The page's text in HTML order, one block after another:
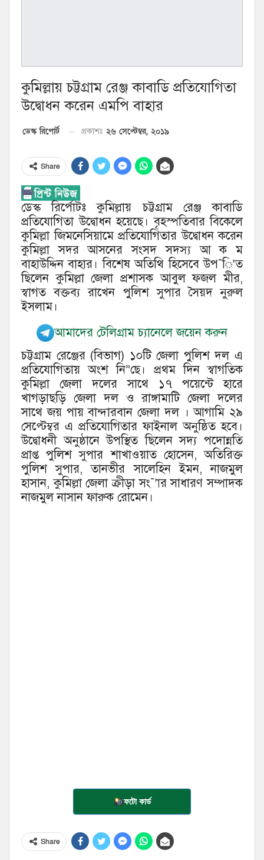
কুমিল্লায় চট্টগ্রাম রেঞ্জ কাবাডি প্রতিযোগিতা
উদ্বোধন করেন এমপি বাহার
ডেস্ক রিপোর্ট প্রকাশঃ ২৬ সেপ্টেম্বর, ২০১৯
Share
ডেস্ক রির্পোটঃ কুমিল্লায় চট্টগ্রাম রেঞ্জ কাবাডি
প্রতিযোগিতা উদ্বোধন হয়েছে। বৃহস্পতিবার বিকেলে
কুমিল্লা জিমনেসিয়ামে প্রতিযোগিতার উদ্বোধন করেন
কুমিল্লা সদর আসনের সংসদ সদস্য আ ক ম
বাহাউদ্দিন বাহার। বিশেষ অতিথি হিসেবে উপ¯ি’ত
ছিলেন কুমিল্লা জেলা প্রশাসক আবুল ফজল মীর,
স্বাগত বক্তব্য রাখেন পুলিশ সুপার সৈয়দ নুরুল
ইসলাম।
আমাদের টেলিগ্রাম চ্যানেলে জয়েন করুন
চট্টগ্রাম রেঞ্জের (বিভাগ) ১০টি জেলা পুলিশ দল এ
প্রতিযোগিতায় অংশ নি”েছ। প্রথম দিন স্বাগতিক
কুমিল্লা জেলা দলের সাথে ১৭ পয়েন্টে হারে
খাগড়াছড়ি জেলা দল ও রাঙ্গামাটি জেলা দলের
সাথে জয় পায় বান্দারবান জেলা দল । আগামি ২৯
সেপ্টেম্বর এ প্রতিযোগিতার ফাইনাল অনুষ্ঠিত হবে।
উদ্বোধনী অনুষ্ঠানে উপস্থিত ছিলেন সদ্য পদোন্নতি
প্রাপ্ত পুলিশ সুপার শাখাওয়াত হোসেন, অতিরিক্ত
পুলিশ সুপার, তানভীর সালেহিন ইমন, নাজমুল
হাসান, কুমিল্লা জেলা ক্রীড়া সং¯’ার সাধারণ সম্পাদক
নাজমুল নাসান ফারুক রোমেন।
ফটো কার্ড
Share